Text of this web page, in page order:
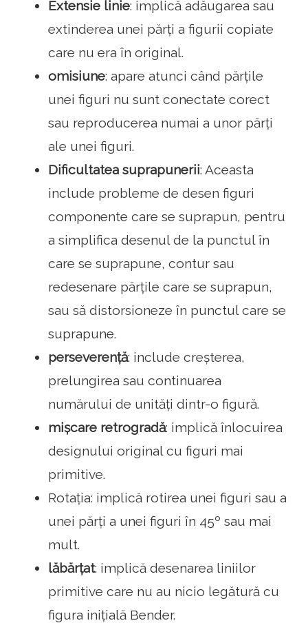
Extensie linie: implică adăugarea sau
extinderea unei părți a figurii copiate
care nu era în original.
omisiune: apare atunci când părțile
unei figuri nu sunt conectate corect
sau reproducerea numai a unor părți
ale unei figuri.
Dificultatea suprapunerii: Aceasta
include probleme de desen figuri
componente care se suprapun, pentru
a simplifica desenul de la punctul în
care se suprapune, contur sau
redesenare părțile care se suprapun,
sau să distorsioneze în punctul care se
suprapune.
perseverență: include creșterea,
prelungirea sau continuarea
numărului de unități dintr-o figură.
mișcare retrogradă: implică înlocuirea
designului original cu figuri mai
primitive.
Rotația: implică rotirea unei figuri sau a
unei părți a unei figuri în 45º sau mai
mult.
lăbărțat: implică desenarea liniilor
primitive care nu au nicio legătură cu
figura inițială Bender.